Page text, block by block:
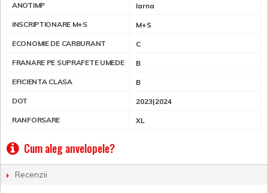
ANOTIMP Iarna
INSCRIPTIONARE M+S M+S
ECONOMIE DE CARBURANT C
FRANARE PE SUPRAFETE UMEDE B
EFICIENTA CLASA B
DOT 2023|2024
RANFORSARE XL
Cum aleg anvelopele?
Recenzii